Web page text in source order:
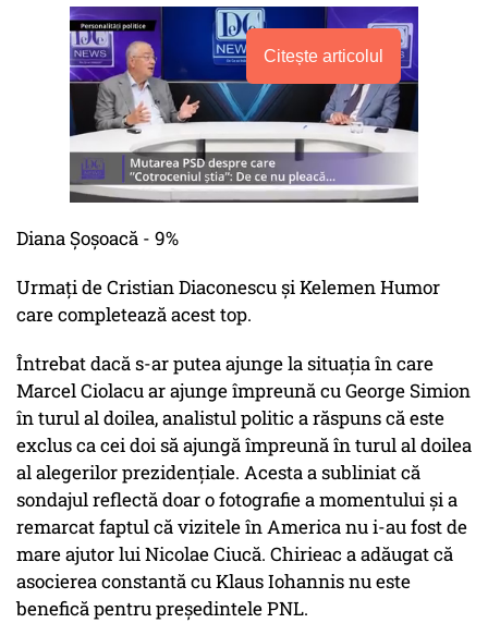
Citește articolul
Diana Șoșoacă - 9%
Urmați de Cristian Diaconescu și Kelemen Humor
care completează acest top.
Întrebat dacă s-ar putea ajunge la situația în care
Marcel Ciolacu ar ajunge împreună cu George Simion
în turul al doilea, analistul politic a răspuns că este
exclus ca cei doi să ajungă împreună în turul al doilea
al alegerilor prezidențiale. Acesta a subliniat că
sondajul reflectă doar o fotografie a momentului și a
remarcat faptul că vizitele în America nu i-au fost de
mare ajutor lui Nicolae Ciucă. Chirieac a adăugat că
asocierea constantă cu Klaus Iohannis nu este
benefică pentru președintele PNL.